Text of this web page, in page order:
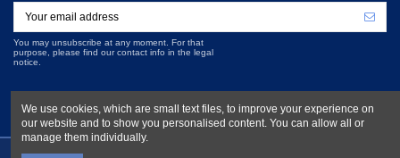
You may unsubscribe at any moment. For that
purpose, please find our contact info in the legal
notice.
We use cookies, which are small text files, to improve your experience on
our website and to show you personalised content. You can allow all or
manage them individually.